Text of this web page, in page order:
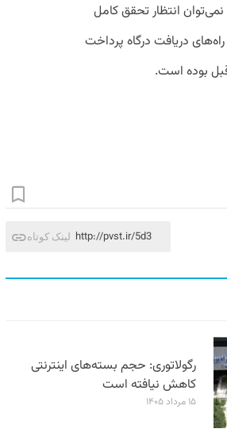
انتظار تحقق کامل
دریافت درگاه پرداخت
بوده است.
لینک کوتاه http://pvst.ir/5d3
رگولاتوری: حجم بسته‌های اینترنتی
کاهش نیافته است
۱۵ مرداد ۱۴۰۵